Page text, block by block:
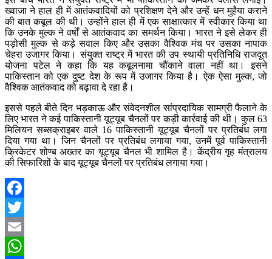
ख्वाजा ने हाल ही में आतंकवादियों को प्रशिक्षण देने और उन्हें धन मुहैया कराने
की बात कबूल की थी। उन्होंने हाल ही में एक साक्षात्कार में स्वीकार किया था
कि उनके मुल्क ने वर्षों से आतंकवाद का समर्थन किया। भारत ने इसे लेकर ही
पड़ोसी मुल्क से कड़े सवाल किए और उसका वैश्विक मंच पर उसका नापाक
चेहरा उजागर किया। संयुक्त राष्ट्र में भारत की उप स्थायी प्रतिनिधि राजदूत
योजना पटेल ने कहा कि यह कबूलनामा चौंकाने वाला नहीं था। इसने
पाकिस्तान को एक दुष्ट देश के रूप में उजागर किया है। ऐक ऐसा मुल्क, जो
वैश्विक आतंकवाद को बढ़ावा दे रहा है।
इससे पहले बीते दिन भड़काऊ और संवेदनशील सांप्रदायिक सामग्री फैलाने के
लिए भारत ने कई पाकिस्तानी यूट्यूब चैनलों पर कड़ी कार्रवाई की थी। कुल 63
मिलियन सब्सक्राइबर वाले 16 पाकिस्तानी यूट्यूब चैनलों पर प्रतिबंध लगा
दिया गया था। जिन चैनलों पर प्रतिबंध लगाया गया, उनमें पूर्व पाकिस्तानी
क्रिकेटर शोण्ब अख्तर का यूट्यूब चैनल भी शामिल है। केंद्रीय गृह मंत्रालय
की सिफारिशों के बाद यूट्यूब चैनलों पर प्रतिबंध लगाया गया।
Facebook
Twitter
Email